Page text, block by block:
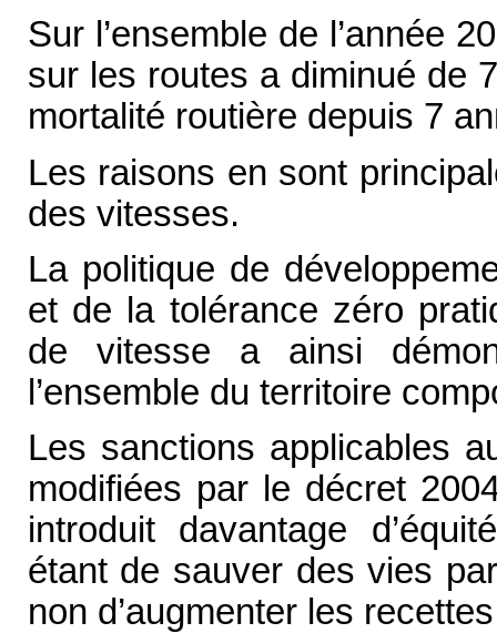
Sur l’ensemble de l’année
sur les routes a diminué de
mortalité routière depuis 7
Les raisons en sont
des vitesses.
La politique de
et de la tolérance zéro
de vitesse a ainsi
l’ensemble du territoire
Les sanctions applicables
modifiées par le décret
introduit davantage
étant de sauver des vies
non d’augmenter les